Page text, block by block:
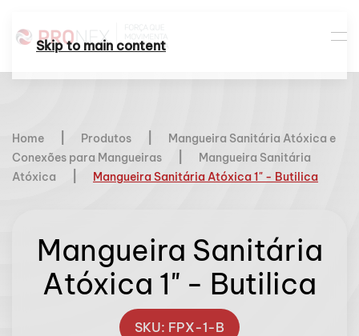
Skip to main content
Home Produtos
Mangueira Sanitária Atóxica e
Conexões para Mangueiras
Mangueira Sanitária
Atóxica
Mangueira Sanitária Atóxica 1" - Butilica
Mangueira Sanitária
Atóxica 1" - Butilica
SKU: FPX-1-B